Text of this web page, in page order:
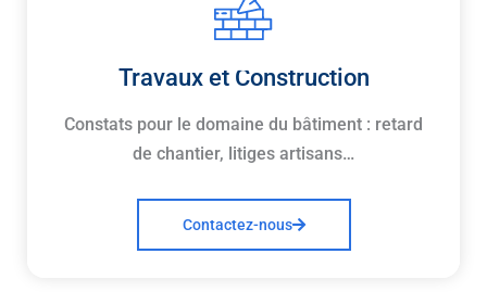
Travaux et Construction
Constats pour le domaine du bâtiment : retard
de chantier, litiges artisans…
Contactez-nous